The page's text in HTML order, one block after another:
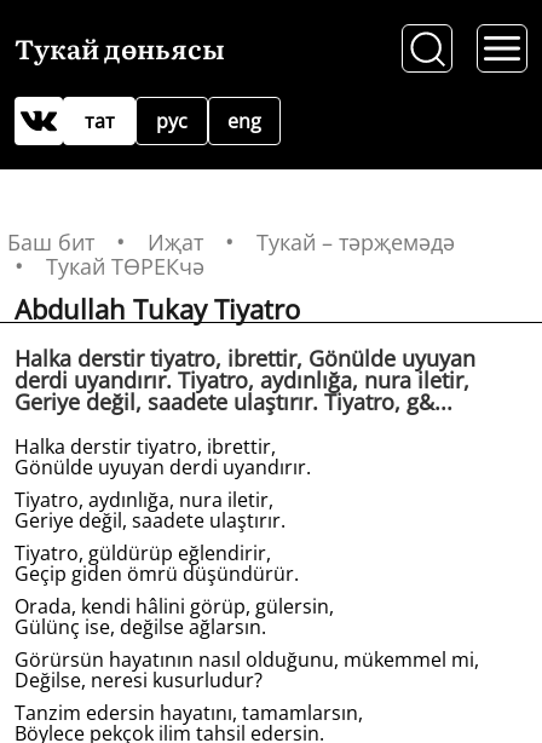
Тукай дөньясы
рус
тат eng
Баш бит Иҗат
Тукай – тәрҗемәдә
Тукай ТӨРЕКчә
Abdullah Tukay Tiyatro
Halka derstir tiyatro, ibrettir, Gönülde uyuyan
derdi uyandırır. Tiyatro, aydınlığa, nura iletir,
Geriye değil, saadete ulaştırır. Tiyatro, g&...
Halka derstir tiyatro, ibrettir,
Gönülde uyuyan derdi uyandırır.
Tiyatro, aydınlığa, nura iletir,
Geriye değil, saadete ulaştırır.
Tiyatro, güldürüp eğlendirir,
Geçip giden ömrü düşündürür.
Orada, kendi hâlini görüp, gülersin,
Gülünç ise, değilse ağlarsın.
Görürsün hayatının nasıl olduğunu, mükemmel mi,
Değilse, neresi kusurludur?
Tanzim edersin hayatını, tamamlarsın,
Böylece pekçok ilim tahsil edersin.